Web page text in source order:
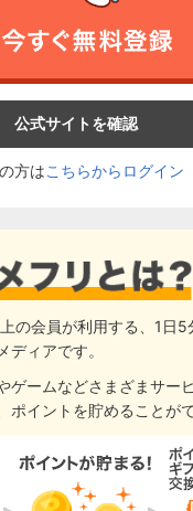
公式サイトを確認
方はこちらからログイン
の会員が利用する、1日5
ディアです。
ゲームなどさまざまサー
ポイントを貯めることが